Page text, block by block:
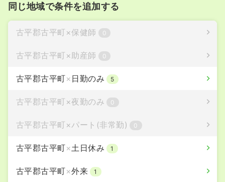
同じ地域で条件を追加する
古平郡古平町 ×保健師 0
古平郡古平町 ×助産師 0
古平郡古平町× 日勤のみ 5
古平郡古平町 ×夜勤のみ 0
古平郡古平町 ×パート(非常勤) 0
古平郡古平町×土日休み 1
古平郡古平町×外来 1